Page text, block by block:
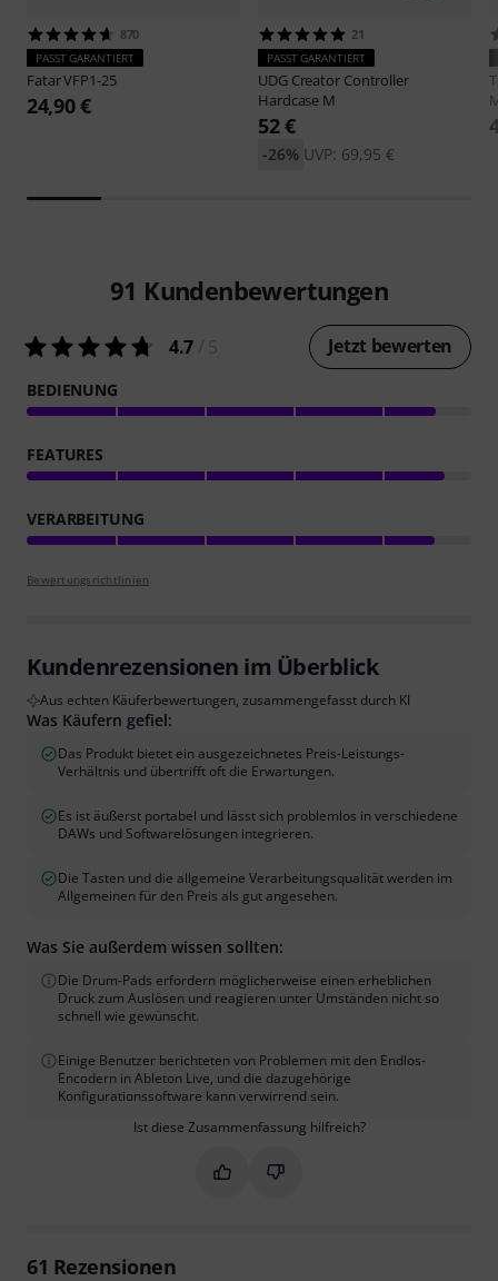
870
PASST GARANTIERT
FatarVFP1-25
24,90 €
21
PASST GARANTIERT
UDG Creator Controller
Hardcase M
52 €
UVP: 69,95 €
-26%
91 Kundenbewertungen
4.7 Jetzt bewerten
BEDIENUNG
FEATURES
VERARBEITUNG
Bewertungsrichtlinien
Kundenrezensionen im Überblick
Aus echten Käuferbewertungen, zusammengefasst durch KI
Was Käufern gefiel:
Das Produkt bietet ein ausgezeichnetes Preis-Leistungs-
Verhältnis und übertrifft oft die Erwartungen.
Es ist äußerst portabel und lässt sich problemlos in verschiedene
DAWs und Softwarelösungen integrieren.
Die Tasten und die allgemeine Verarbeitungsqualität werden im
Allgemeinen für den Preis als gut angesehen.
Was Sie außerdem wissen sollten:
Die Drum-Pads erfordern möglicherweise einen erheblichen
Druck zum Auslösen und reagieren unter Umständen nicht so
schnell wie gewünscht.
Einige Benutzer berichteten von Problemen mit den Endlos-
Encodern in Ableton Live, und die dazugehörige
Konfigurationssoftware kann verwirrend sein.
Ist diese Zusammenfassung hilfreich?
Markieren Sie diese
Markieren Sie diese
61 Rezensionen